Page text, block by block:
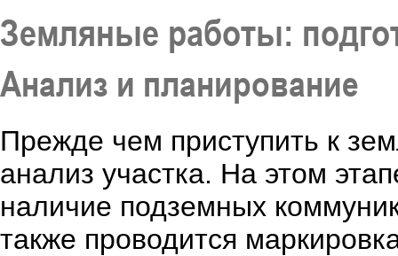
Земляные работы:
Анализ и планирование
Прежде чем приступить к
анализ участка. На этом
наличие подземных
также проводится